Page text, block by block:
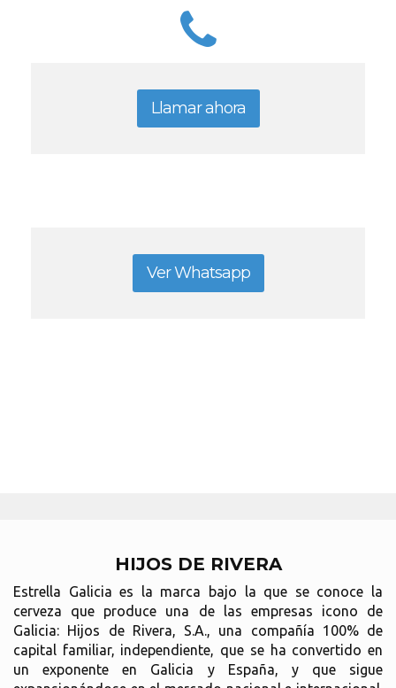
Llamar ahora
Ver Whatsapp
HIJOS DE RIVERA
Estrella Galicia es la marca bajo la que se conoce la
cerveza que produce una de las empresas icono de
Galicia: Hijos de Rivera, S.A., una compañía 100% de
capital familiar, independiente, que se ha convertido en
un exponente en Galicia y España, y que sigue